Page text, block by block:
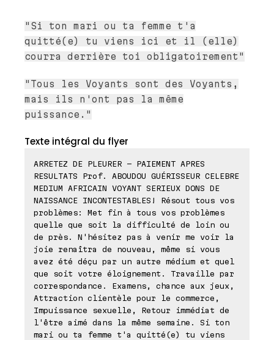
"Si ton mari ou ta femme t'a
quitté(e) tu viens ici et il (elle)
courra derrière toi obligatoirement"
"Tous les Voyants sont des Voyants,
mais ils n'ont pas la même
puissance."
Texte intégral du flyer
ARRETEZ DE PLEURER - PAIEMENT APRES
RESULTATS Prof. ABOUDOU GUÉRISSEUR CELEBRE
MEDIUM AFRICAIN VOYANT SERIEUX DONS DE
NAISSANCE INCONTESTABLES! Résout tous vos
problèmes: Met fin à tous vos problèmes
quelle que soit la difficulté de loin ou
de près. N'hésitez pas à venir me voir la
joie renaîtra de nouveau, même si vous
avez été déçu par un autre médium et quel
que soit votre éloignement. Travaille par
correspondance. Examens, chance aux jeux,
Attraction clientèle pour le commerce,
Impuissance sexuelle, Retour immédiat de
l'être aimé dans la même semaine. Si ton
mari ou ta femme t'a quitté(e) tu viens